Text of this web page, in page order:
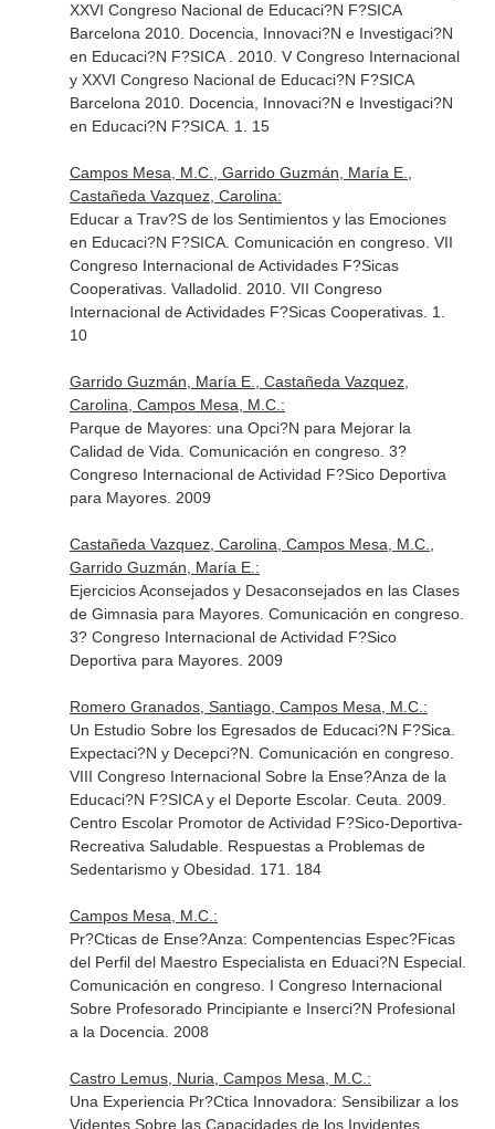
XXVI Congreso Nacional de Educaci?N F?SICA
Barcelona 2010. Docencia, Innovaci?N e Investigaci?N
en Educaci?N F?SICA . 2010. V Congreso Internacional
y XXVI Congreso Nacional de Educaci?N F?SICA
Barcelona 2010. Docencia, Innovaci?N e Investigaci?N
en Educaci?N F?SICA. 1. 15
Campos Mesa, M.C., Garrido Guzmán, María E.,
Castañeda Vazquez, Carolina:
Educar a Trav?S de los Sentimientos y las Emociones
en Educaci?N F?SICA. Comunicación en congreso. VII
Congreso Internacional de Actividades F?Sicas
Cooperativas. Valladolid. 2010. VII Congreso
Internacional de Actividades F?Sicas Cooperativas. 1.
10
Garrido Guzmán, María E., Castañeda Vazquez,
Carolina, Campos Mesa, M.C.:
Parque de Mayores: una Opci?N para Mejorar la
Calidad de Vida. Comunicación en congreso. 3?
Congreso Internacional de Actividad F?Sico Deportiva
para Mayores. 2009
Castañeda Vazquez, Carolina, Campos Mesa, M.C.,
Garrido Guzmán, María E.:
Ejercicios Aconsejados y Desaconsejados en las Clases
de Gimnasia para Mayores. Comunicación en congreso.
3? Congreso Internacional de Actividad F?Sico
Deportiva para Mayores. 2009
Romero Granados, Santiago, Campos Mesa, M.C.:
Un Estudio Sobre los Egresados de Educaci?N F?Sica.
Expectaci?N y Decepci?N. Comunicación en congreso.
VIII Congreso Internacional Sobre la Ense?Anza de la
Educaci?N F?SICA y el Deporte Escolar. Ceuta. 2009.
Centro Escolar Promotor de Actividad F?Sico-Deportiva-
Recreativa Saludable. Respuestas a Problemas de
Sedentarismo y Obesidad. 171. 184
Campos Mesa, M.C.:
Pr?Cticas de Ense?Anza: Compentencias Espec?Ficas
del Perfil del Maestro Especialista en Eduaci?N Especial.
Comunicación en congreso. I Congreso Internacional
Sobre Profesorado Principiante e Inserci?N Profesional
a la Docencia. 2008
Castro Lemus, Nuria, Campos Mesa, M.C.:
Una Experiencia Pr?Ctica Innovadora: Sensibilizar a los
Videntes Sobre las Capacidades de los Invidentes.